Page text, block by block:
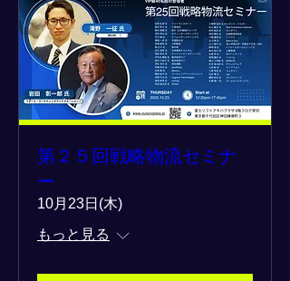
第２５回戦略物流セミナ
ー
10月23日(木)
もっと見る